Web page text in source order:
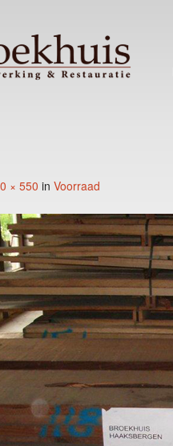
× 550 in Voorraad